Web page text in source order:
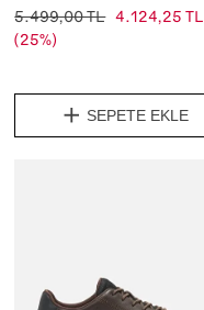
5.499,00 TL 4.124,25 TL
(25%)
SEPETE EKLE